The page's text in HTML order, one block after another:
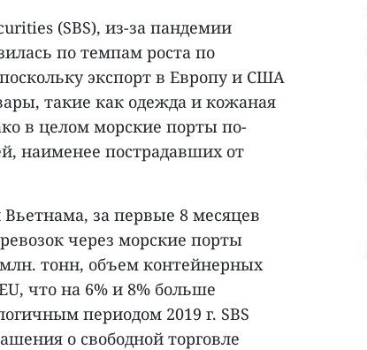
(SBS), из-за пандемии
по темпам роста по
экспорт в Европу и США
такие как одежда и кожаная
в целом морские порты по-
наименее пострадавших от
за первые 8 месяцев
через морские порты
тонн, объем контейнерных
что на 6% и 8% больше
периодом 2019 г. SBS
о свободной торговле